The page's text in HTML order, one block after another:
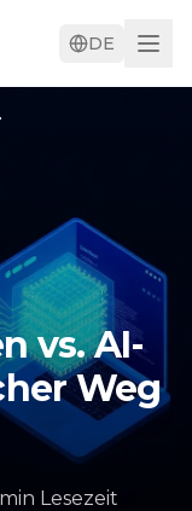
DE
2026?
vs. AI-
Weg
min Lesezeit